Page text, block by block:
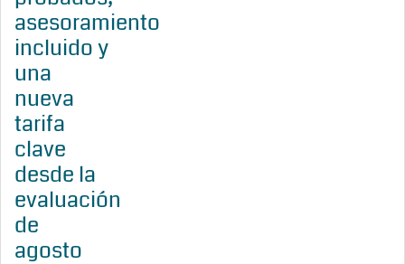
asesoramiento
incluido y
una
nueva
tarifa
clave
desde la
evaluación
de
agosto